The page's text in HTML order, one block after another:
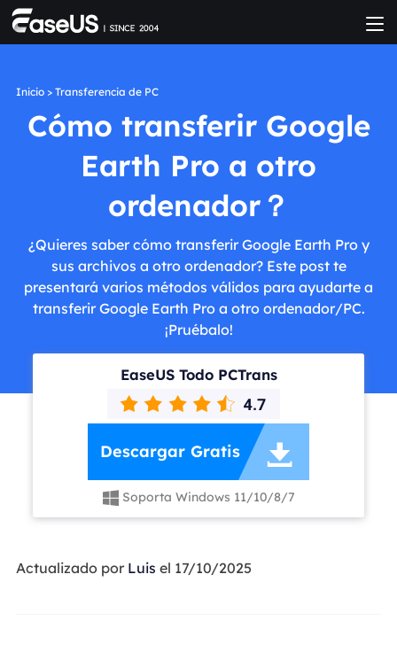
Inicio> Transferencia de PC
Cómo transferir Google
Earth Pro a otro
ordenador？
¿Quieres saber cómo transferir Google Earth Pro y
sus archivos a otro ordenador? Este post te
presentará varios métodos válidos para ayudarte a
transferir Google Earth Pro a otro ordenador/PC.
¡Pruébalo!
EaseUS Todo PCTrans
Descargar Gratis 
Soporta Windows 11/10/8/7
Actualizado por Luis el 17/10/2025